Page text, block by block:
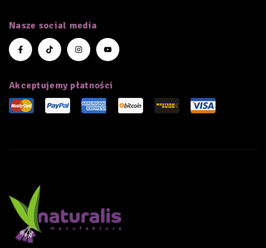
Nasze social media
Akceptujemy płatności